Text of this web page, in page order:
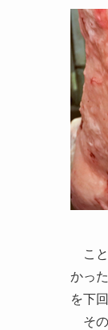
こと
かっ
を下
その